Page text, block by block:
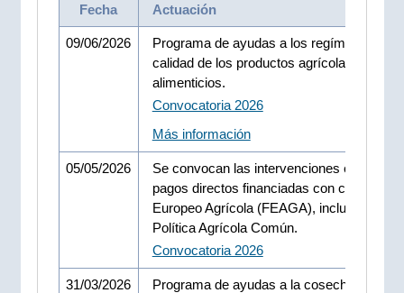
Fecha Actuación
09/06/2026
Programa de ayudas a los regímenes de
calidad de los productos agrícolas y
alimenticios.
Convocatoria 2026
Más información
05/05/2026
Se convocan las intervenciones en forma
pagos directos financiadas con cargo al
Europeo Agrícola (FEAGA), incluidas en la
Política Agrícola Común.
Convocatoria 2026
31/03/2026
Programa de ayudas a la cosecha en